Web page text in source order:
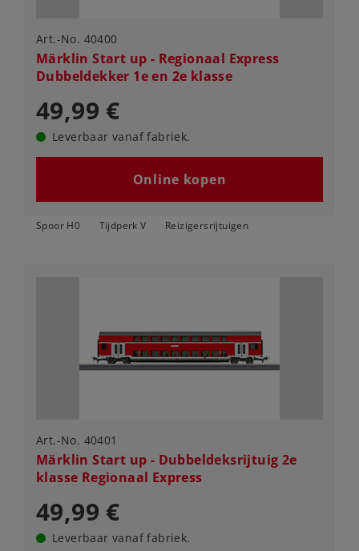
Art.-No. 40400
Märklin Start up - Regionaal Express
Dubbeldekker 1e en 2e klasse
49,99 €
Leverbaar vanaf fabriek.
Online kopen
Spoor H0 Tijdperk V Reizigersrijtuigen
Art.-No. 40401
Märklin Start up - Dubbeldeksrijtuig 2e
klasse Regionaal Express
49,99 €
Leverbaar vanaf fabriek.